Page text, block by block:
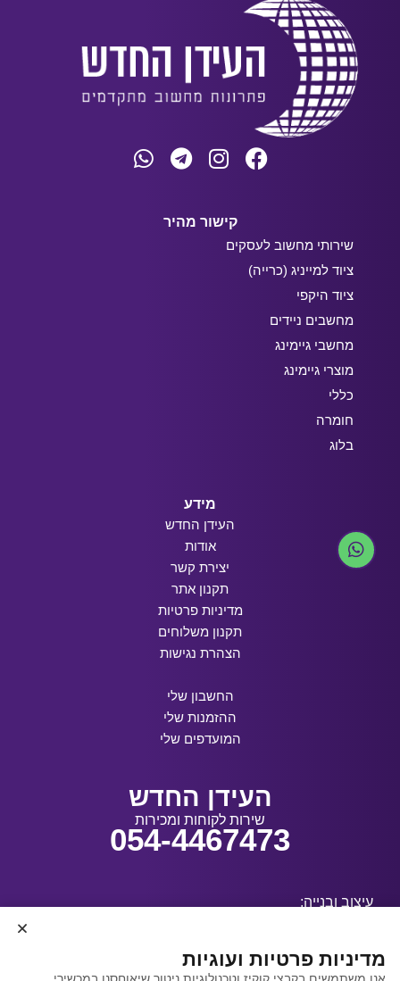
קישור מהיר
שירותי מחשוב לעסקים
ציוד למייניג (כרייה)
ציוד היקפי
מחשבים ניידים
מחשבי גיימינג
מוצרי גיימינג
כללי
חומרה
בלוג
מידע
העידן החדש
אודות
יצירת קשר
תקנון אתר
מדיניות פרטיות
תקנון משלוחים
הצהרת נגישות
החשבון שלי
ההזמנות שלי
המועדפים שלי
העידן החדש
שירות לקוחות ומכירות
054-4467473
עיצוב ובנייה:
מדיניות פרטיות ועוגיות